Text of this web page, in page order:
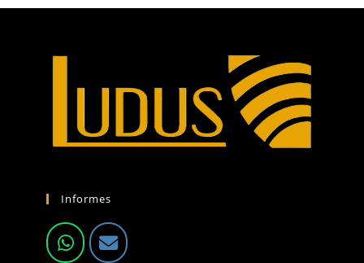
Informes